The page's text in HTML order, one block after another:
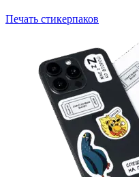
Печать стикерпаков